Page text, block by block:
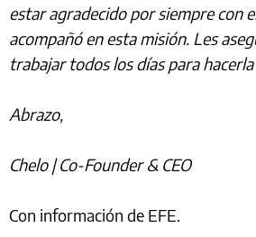
estar agradecido por siempre con
acompañó en esta misión. Les
trabajar todos los días para
Abrazo,
Chelo | Co-Founder & CEO
Con información de EFE.